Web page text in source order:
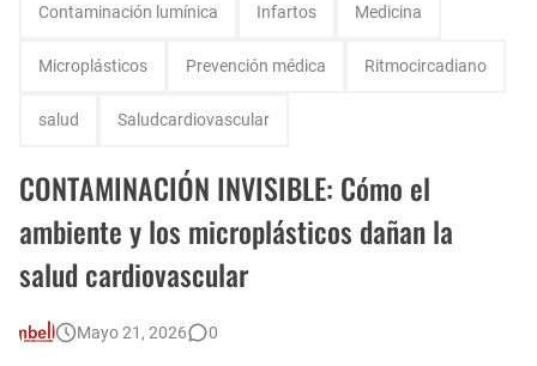
Contaminación lumínica Infartos Medicina
Microplásticos Prevención médica Ritmocircadiano
salud Saludcardiovascular
CONTAMINACIÓN INVISIBLE: Cómo el
ambiente y los microplásticos dañan la
salud cardiovascular
Mayo 21, 2026 0